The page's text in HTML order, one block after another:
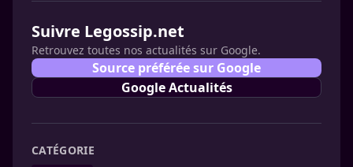
Suivre Legossip.net
Retrouvez toutes nos actualités sur Google.
Source préférée sur Google
Google Actualités
CATÉGORIE